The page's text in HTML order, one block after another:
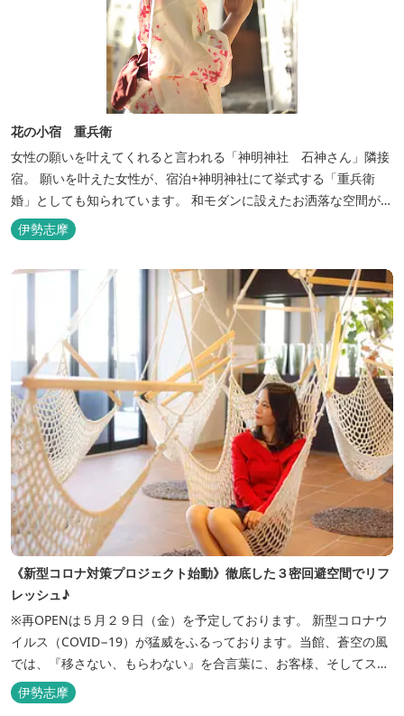
花の小宿 重兵衛
女性の願いを叶えてくれると言われる「神明神社 石神さん」隣接
宿。 願いを叶えた女性が、宿泊+神明神社にて挙式する「重兵衛
婚」としても知られています。 和モダンに設えたお洒落な空間が女
性に人気。
伊勢志摩
《新型コロナ対策プロジェクト始動》徹底した３密回避空間でリフ
レッシュ♪
※再OPENは５月２９日（金）を予定しております。 新型コロナウ
イルス（COVID−19）が猛威をふるっております。当館、蒼空の風
では、『移さない、もらわない』を合言葉に、お客様、そしてスタ
ッフの感染リスクを最小限に抑えるために、館内設備、オペレーシ
ョンを見直し、徹底した管理を行います。 ※「３密・感染対策の見
伊勢志摩